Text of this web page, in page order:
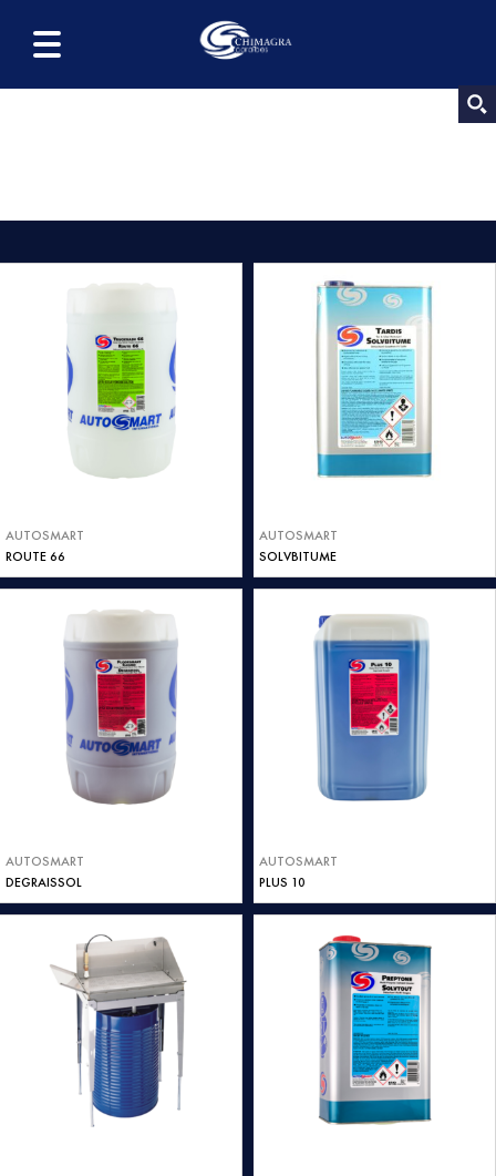
AUTOSMART
ROUTE 66
AUTOSMART
SOLVBITUME
AUTOSMART
DEGRAISSOL
AUTOSMART
PLUS 10